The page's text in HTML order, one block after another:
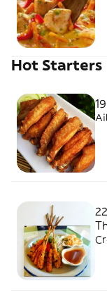
Hot Starters